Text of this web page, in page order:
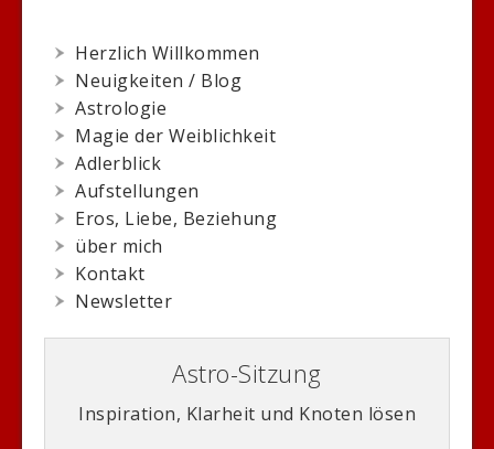
Herzlich Willkommen
Neuigkeiten / Blog
Astrologie
Magie der Weiblichkeit
Adlerblick
Aufstellungen
Eros, Liebe, Beziehung
über mich
Kontakt
Newsletter
Astro-Sitzung
Inspiration, Klarheit und Knoten lösen